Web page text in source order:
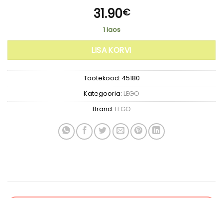
31.90€
1 laos
LISA KORVI
Tootekood: 45180
Kategooria: LEGO
Bränd: LEGO